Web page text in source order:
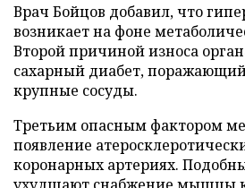
Врач Бойцов добавил, что
возникает на фоне
Второй причиной износа
сахарный диабет,
крупные сосуды.
Третьим опасным фактором
появление
коронарных артериях.